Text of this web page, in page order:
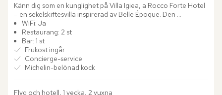
Känn dig som en kunglighet på Villa Igiea, a Rocco Forte Hotel
– en sekelskiftesvilla inspirerad av Belle Époque. Den
majestätiska byggnaden uppfördes av den inflytelserika...
WiFi: Ja
Restaurang: 2 st
Bar: 1 st
Frukost ingår
Concierge-service
Michelin-belönad kock
Flyg och hotell, 1 vecka, 2 vuxna